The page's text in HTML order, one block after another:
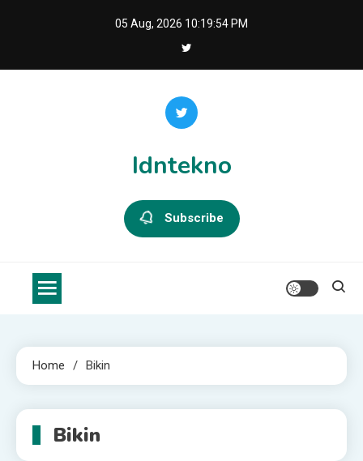
05 Aug, 2026 10:19:55 PM
Idntekno
Subscribe
Home Bikin
Bikin